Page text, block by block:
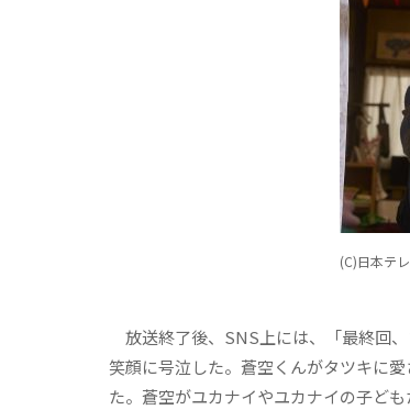
(C)日本テ
放送終了後、SNS上には、「最終回
笑顔に号泣した。蒼空くんがタツキに
た。蒼空がユカナイやユカナイの子ど